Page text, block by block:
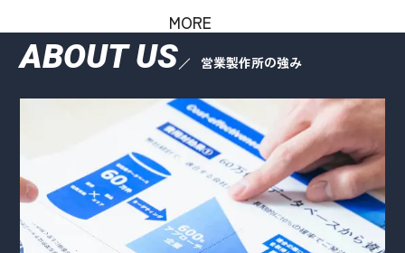
MORE
ABOUT US 営業製作所の強み